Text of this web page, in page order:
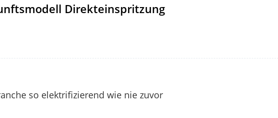
Direkteinspritzung
so elektrifizierend wie nie zuvor